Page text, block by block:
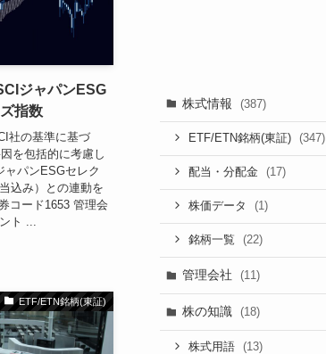
ジャパンESG
指数
社の基準に基づ
を包括的に考慮し
ャパンESGセレク
込み）との連動を
コード1653 管理会
ト ...
ETF/ETN銘柄(東証)
株式情報 (387)
ETF/ETN銘柄(東証) (347)
配当・分配金 (17)
株価データ (1)
銘柄一覧 (22)
管理会社 (11)
株の知識 (18)
株式用語 (13)